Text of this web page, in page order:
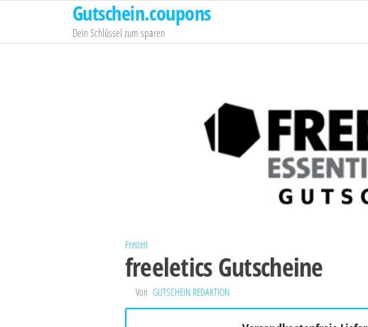
springen
Gutschein.coupons
Dein Schlüssel zum sparen
Freizeit
freeletics Gutscheine
Von GUTSCHEIN REDAKTION